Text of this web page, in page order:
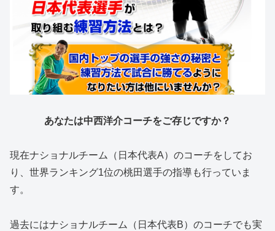
あなたは中西洋介コーチをご存じですか？
現在ナショナルチーム（日本代表A）のコーチをしてお
り、世界ランキング1位の桃田選手の指導も行っていま
す。
過去にはナショナルチーム（日本代表B）のコーチでも実